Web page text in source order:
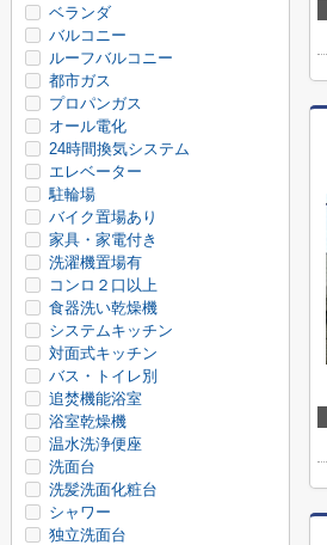
ベランダ
バルコニー
ルーフバルコニー
都市ガス
プロパンガス
オール電化
24時間換気システム
エレベーター
駐輪場
バイク置場あり
家具・家電付き
洗濯機置場有
コンロ２口以上
食器洗い乾燥機
システムキッチン
対面式キッチン
バス・トイレ別
追焚機能浴室
浴室乾燥機
温水洗浄便座
洗面台
洗髪洗面化粧台
シャワー
独立洗面台